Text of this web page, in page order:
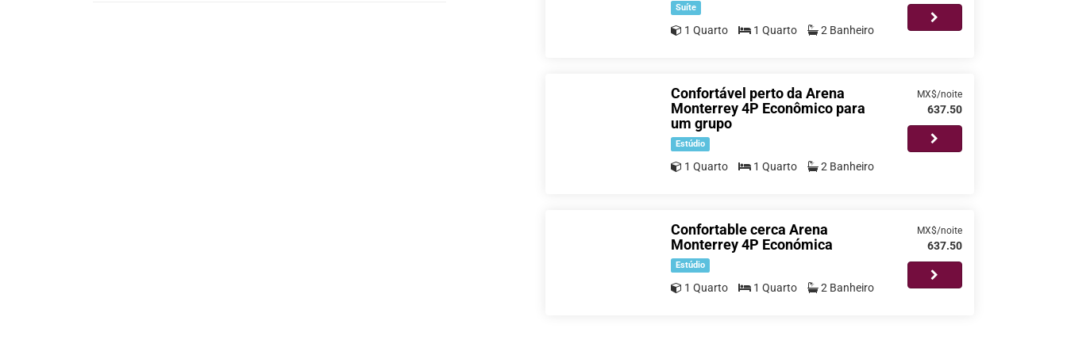
Suíte
1 Quarto 1 Quarto 2 Banheiro
Confortável perto da Arena
Monterrey 4P Econômico para
um grupo
Estúdio
1 Quarto 1 Quarto 2 Banheiro
MX$/noite
637.50
Confortable cerca Arena
Monterrey 4P Económica
Estúdio
1 Quarto 1 Quarto 2 Banheiro
MX$/noite
637.50